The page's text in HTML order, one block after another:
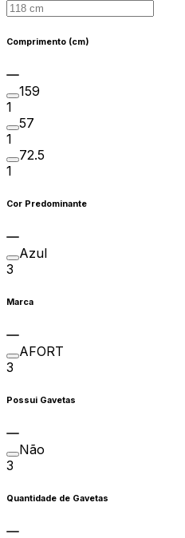
Comprimento (cm)
159
1
57
1
72.5
1
Cor Predominante
Azul
3
Marca
AFORT
3
Possui Gavetas
Não
3
Quantidade de Gavetas